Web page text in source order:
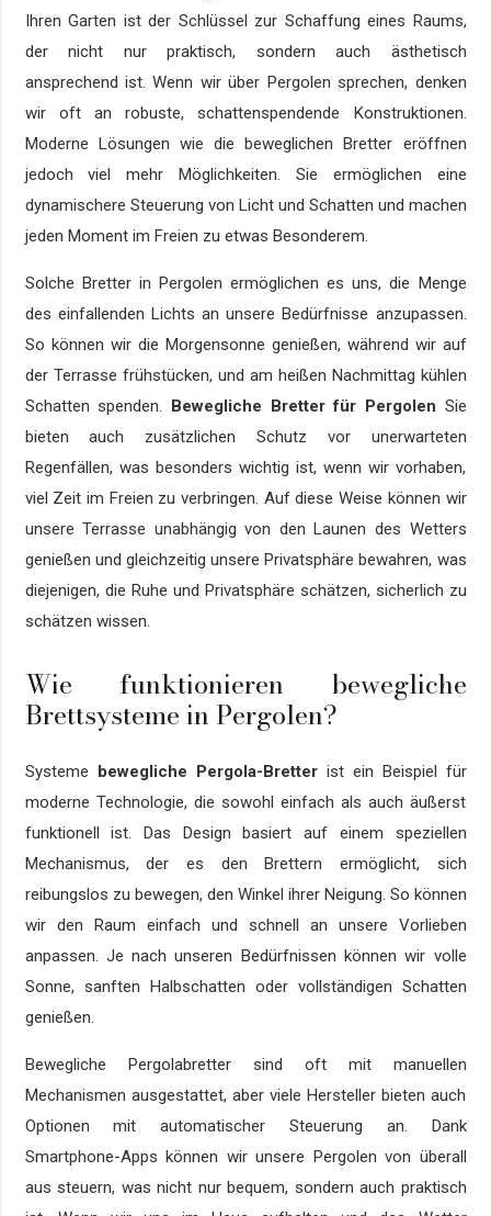
Ihren Garten ist der Schlüssel zur Schaffung eines Raums,
der nicht nur praktisch, sondern auch ästhetisch
ansprechend ist. Wenn wir über Pergolen sprechen, denken
wir oft an robuste, schattenspendende Konstruktionen.
Moderne Lösungen wie die beweglichen Bretter eröffnen
jedoch viel mehr Möglichkeiten. Sie ermöglichen eine
dynamischere Steuerung von Licht und Schatten und machen
jeden Moment im Freien zu etwas Besonderem.
Solche Bretter in Pergolen ermöglichen es uns, die Menge
des einfallenden Lichts an unsere Bedürfnisse anzupassen.
So können wir die Morgensonne genießen, während wir auf
der Terrasse frühstücken, und am heißen Nachmittag kühlen
Schatten spenden. Bewegliche Bretter für Pergolen Sie
bieten auch zusätzlichen Schutz vor unerwarteten
Regenfällen, was besonders wichtig ist, wenn wir vorhaben,
viel Zeit im Freien zu verbringen. Auf diese Weise können wir
unsere Terrasse unabhängig von den Launen des Wetters
genießen und gleichzeitig unsere Privatsphäre bewahren, was
diejenigen, die Ruhe und Privatsphäre schätzen, sicherlich zu
schätzen wissen.
Wie funktionieren bewegliche
Brettsysteme in Pergolen?
Systeme bewegliche Pergola-Bretterist ein Beispiel für
moderne Technologie, die sowohl einfach als auch äußerst
funktionell ist. Das Design basiert auf einem speziellen
Mechanismus, der es den Brettern ermöglicht, sich
reibungslos zu bewegen, den Winkel ihrer Neigung. So können
wir den Raum einfach und schnell an unsere Vorlieben
anpassen. Je nach unseren Bedürfnissen können wir volle
Sonne, sanften Halbschatten oder vollständigen Schatten
genießen.
Bewegliche Pergolabretter sind oft mit manuellen
Mechanismen ausgestattet, aber viele Hersteller bieten auch
Optionen mit automatischer Steuerung an. Dank
Smartphone-Apps können wir unsere Pergolen von überall
aus steuern, was nicht nur bequem, sondern auch praktisch